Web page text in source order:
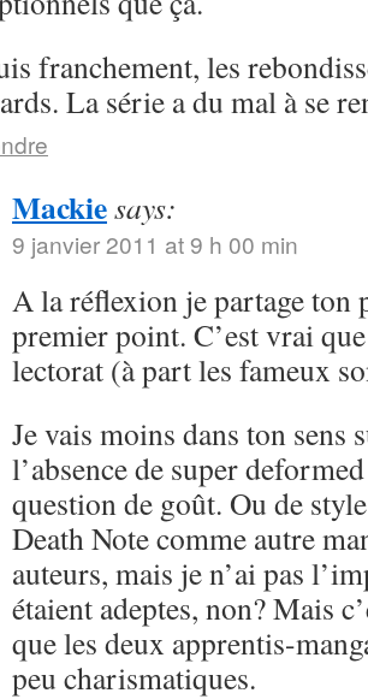
franchement, les
La série a du mal à se
Mackiesays:
9 janvier 2011 at 9 h 00 min
A la réflexion je partage ton
premier point. C’est vrai
lectorat (à part les fameux
Je vais moins dans ton sens
l’absence de super
question de goût. Ou de
Death Note comme autre
auteurs, mais je n’ai pas
étaient adeptes, non? Mais
que les deux apprentis-
peu charismatiques.